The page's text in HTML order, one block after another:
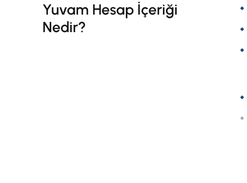
Yuvam Hesap İçeriği
Nedir?